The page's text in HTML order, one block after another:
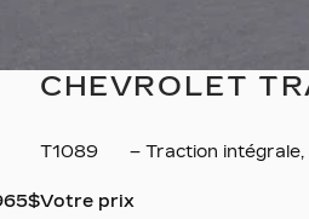
$
CHEVROLET
T1089 – Traction
Votre prix